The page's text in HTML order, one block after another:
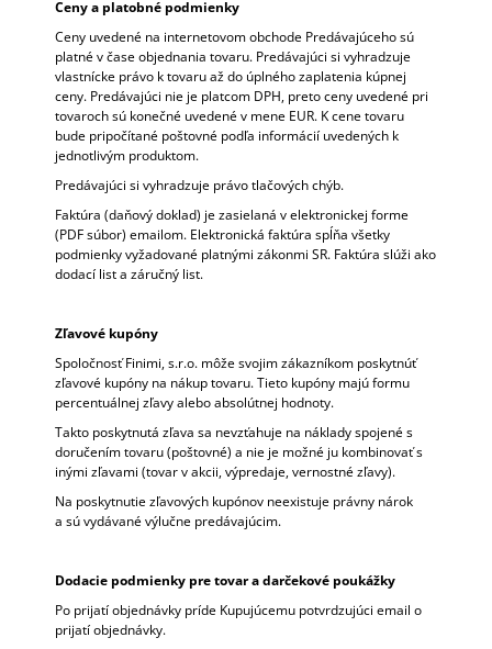
Ceny a platobné podmienky
Ceny uvedené na internetovom obchode Predávajúceho sú
platné v čase objednania tovaru. Predávajúci si vyhradzuje
vlastnícke právo k tovaru až do úplného zaplatenia kúpnej
ceny. Predávajúci nie je platcom DPH, preto ceny uvedené pri
tovaroch sú konečné uvedené v mene EUR. K cene tovaru
bude pripočítané poštovné podľa informácií uvedených k
jednotlivým produktom.
Predávajúci si vyhradzuje právo tlačových chýb.
Faktúra (daňový doklad) je zasielaná v elektronickej forme
(PDF súbor) emailom. Elektronická faktúra spĺňa všetky
podmienky vyžadované platnými zákonmi SR. Faktúra slúži ako
dodací list a záručný list.
Zľavové kupóny
Spoločnosť Finimi, s.r.o. môže svojim zákazníkom poskytnúť
zľavové kupóny na nákup tovaru. Tieto kupóny majú formu
percentuálnej zľavy alebo absolútnej hodnoty.
Takto poskytnutá zľava sa nevzťahuje na náklady spojené s
doručením tovaru (poštovné) a nie je možné ju kombinovať s
inými zľavami (tovar v akcii, výpredaje, vernostné zľavy).
Na poskytnutie zľavových kupónov neexistuje právny nárok
a sú vydávané výlučne predávajúcim.
Dodacie podmienky pre tovar a darčekové poukážky
Po prijatí objednávky príde Kupujúcemu potvrdzujúci email o
prijatí objednávky.